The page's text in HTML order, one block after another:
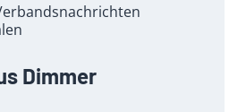
Dimmer